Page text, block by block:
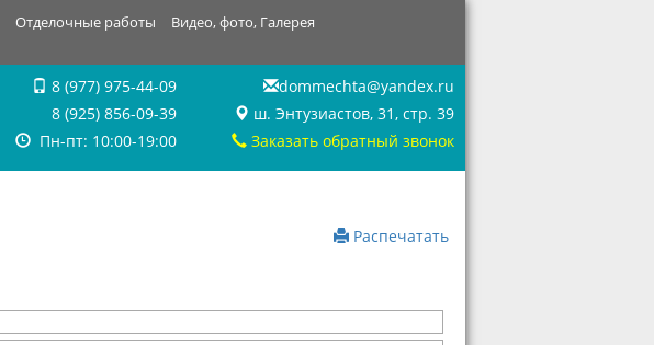
Отделочные работы Видео, фото, Галерея
8 (977) 975-44-09
8 (925) 856-09-39
Пн-пт: 10:00-19:00
dommechta@yandex.ru
ш. Энтузиастов, 31, стр. 39
Заказать обратный звонок
Распечатать